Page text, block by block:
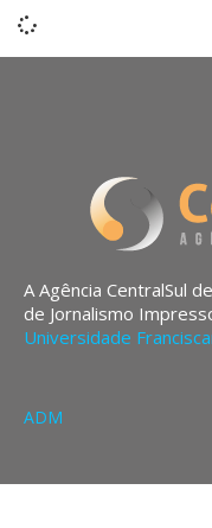
A Agência CentralSul
de Jornalismo
Universidade
ADM